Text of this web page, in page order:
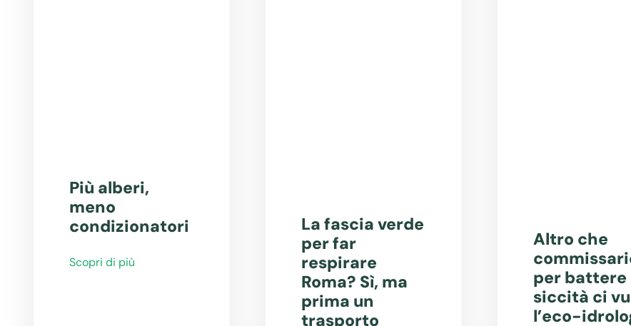
Più alberi,
meno
condizionatori
Scopri di più
La fascia verde
per far
respirare
Roma? Sì, ma
prima un
trasporto
Altro che
per battere
siccità ci
l’eco-